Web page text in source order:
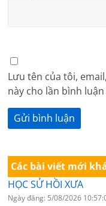
Lưu tên của tôi,
này cho lần bình
Các bài viết mới
HỌC SỬ HỒI XƯA
Ngày đăng: 5/08/2026